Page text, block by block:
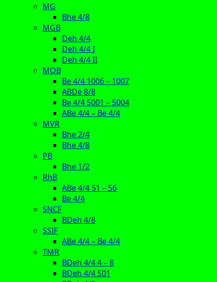
MG
Bhe 4/8
MGB
Deh 4/4
Deh 4/4 I
Deh 4/4 II
MOB
Be 4/4 1006 – 1007
ABDe 8/8
Be 4/4 5001 – 5004
ABe 4/4 – Be 4/4
MVR
Bhe 2/4
Bhe 4/8
PB
Bhe 1/2
RhB
ABe 4/4 51 – 56
Be 4/4
SNCF
BDeh 4/8
SSIF
ABe 4/4 – Be 4/4
TMR
BDeh 4/4 4 – 8
BDeh 4/4 501